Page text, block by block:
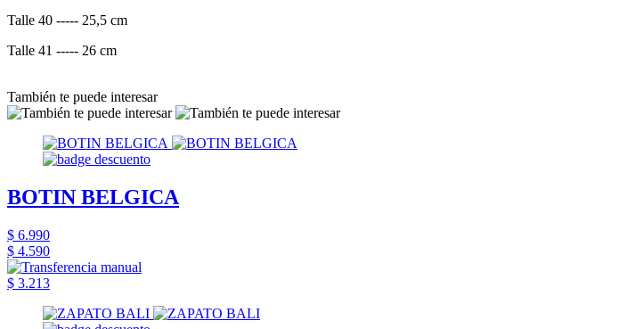
Talle 40 ----- 25,5 cm
Talle 41 ----- 26 cm
También te puede interesar
BOTIN BELGICA
$ 6.990
$ 4.590
$ 3.213